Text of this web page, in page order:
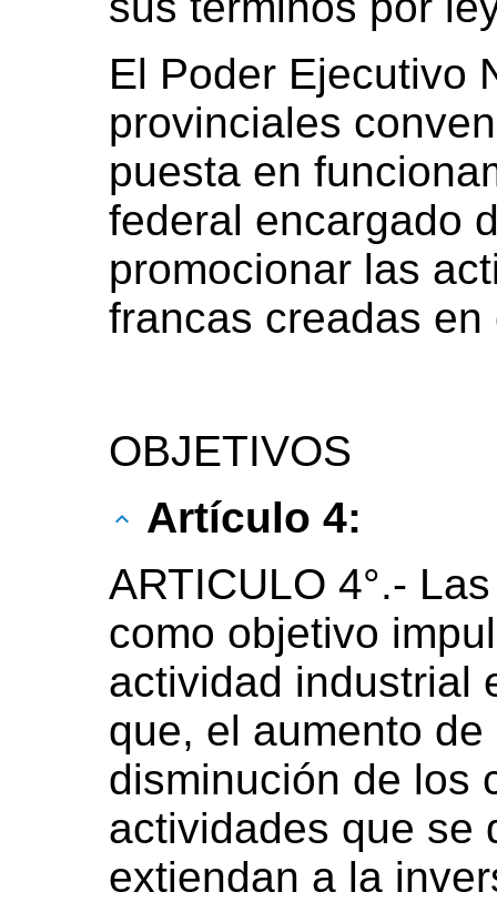
El Poder Ejecutivo
provinciales
puesta en
federal encargado
promocionar las
francas creadas
OBJETIVOS
Artículo 4:
ARTICULO 4°.-
como objetivo
actividad industrial
que, el aumento
disminución de los
actividades que se
extiendan a la